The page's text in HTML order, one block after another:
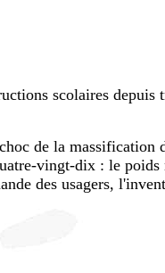
scolaires
de la massification
vingt-dix : le poids
des usagers,